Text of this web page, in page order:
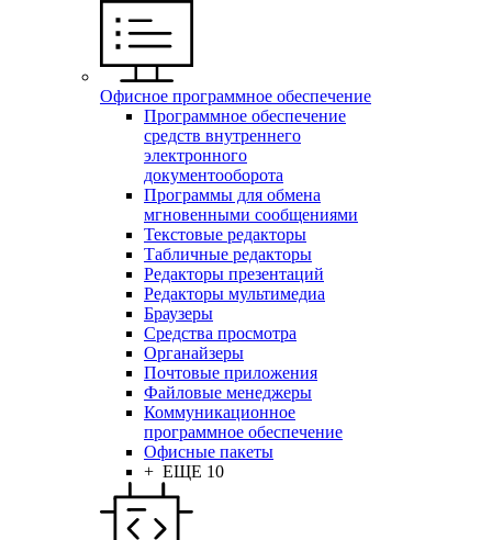
Офисное программное обеспечение
Программное обеспечение
средств внутреннего
электронного
документооборота
Программы для обмена
мгновенными сообщениями
Текстовые редакторы
Табличные редакторы
Редакторы презентаций
Редакторы мультимедиа
Браузеры
Средства просмотра
Органайзеры
Почтовые приложения
Файловые менеджеры
Коммуникационное
программное обеспечение
Офисные пакеты
+ ЕЩЕ 10